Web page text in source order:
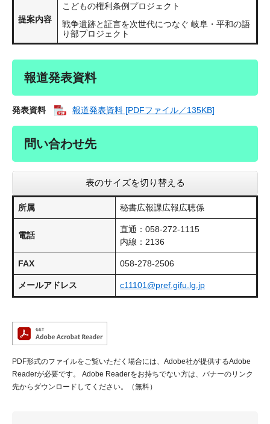
提案内容
こどもの権利条例プロジェクト
戦争遺跡と証言を次世代につなぐ 岐阜・平和の語
り部プロジェクト
報道発表資料
発表資料 報道発表資料 [PDFファイル／135KB]
問い合わせ先
表のサイズを切り替える
所属 秘書広報課広報広聴係
電話
直通：058-272-1115
内線：2136
FAX 058-278-2506
メールアドレス c11101@pref.gifu.lg.jp
PDF形式のファイルをご覧いただく場合には、Adobe社が提供するAdobe
Readerが必要です。
Adobe Readerをお持ちでない方は、バナーのリンク
先からダウンロードしてください。（無料）